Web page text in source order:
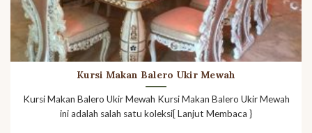
Kursi Makan Balero Ukir Mewah
Kursi Makan Balero Ukir Mewah Kursi Makan Balero Ukir Mewah
ini adalah salah satu koleksi[ Lanjut Membaca }